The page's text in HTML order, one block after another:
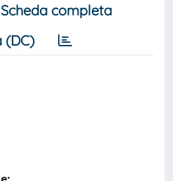
Scheda completa
(DC)